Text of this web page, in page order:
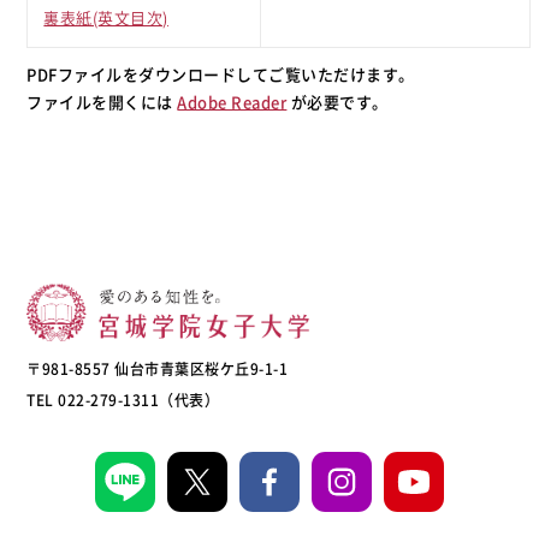
裏表紙(英文目次)
PDFファイルをダウンロードしてご覧いただけます。
ファイルを開くにはAdobe Readerが必要です。
〒981-8557 仙台市青葉区桜ケ丘9-1-1
TEL 022-279-1311（代表）